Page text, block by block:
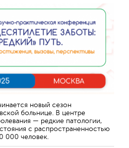
новый сезон
больнице. В центре
— редкие патологии,
с распространенностью
000 человек.